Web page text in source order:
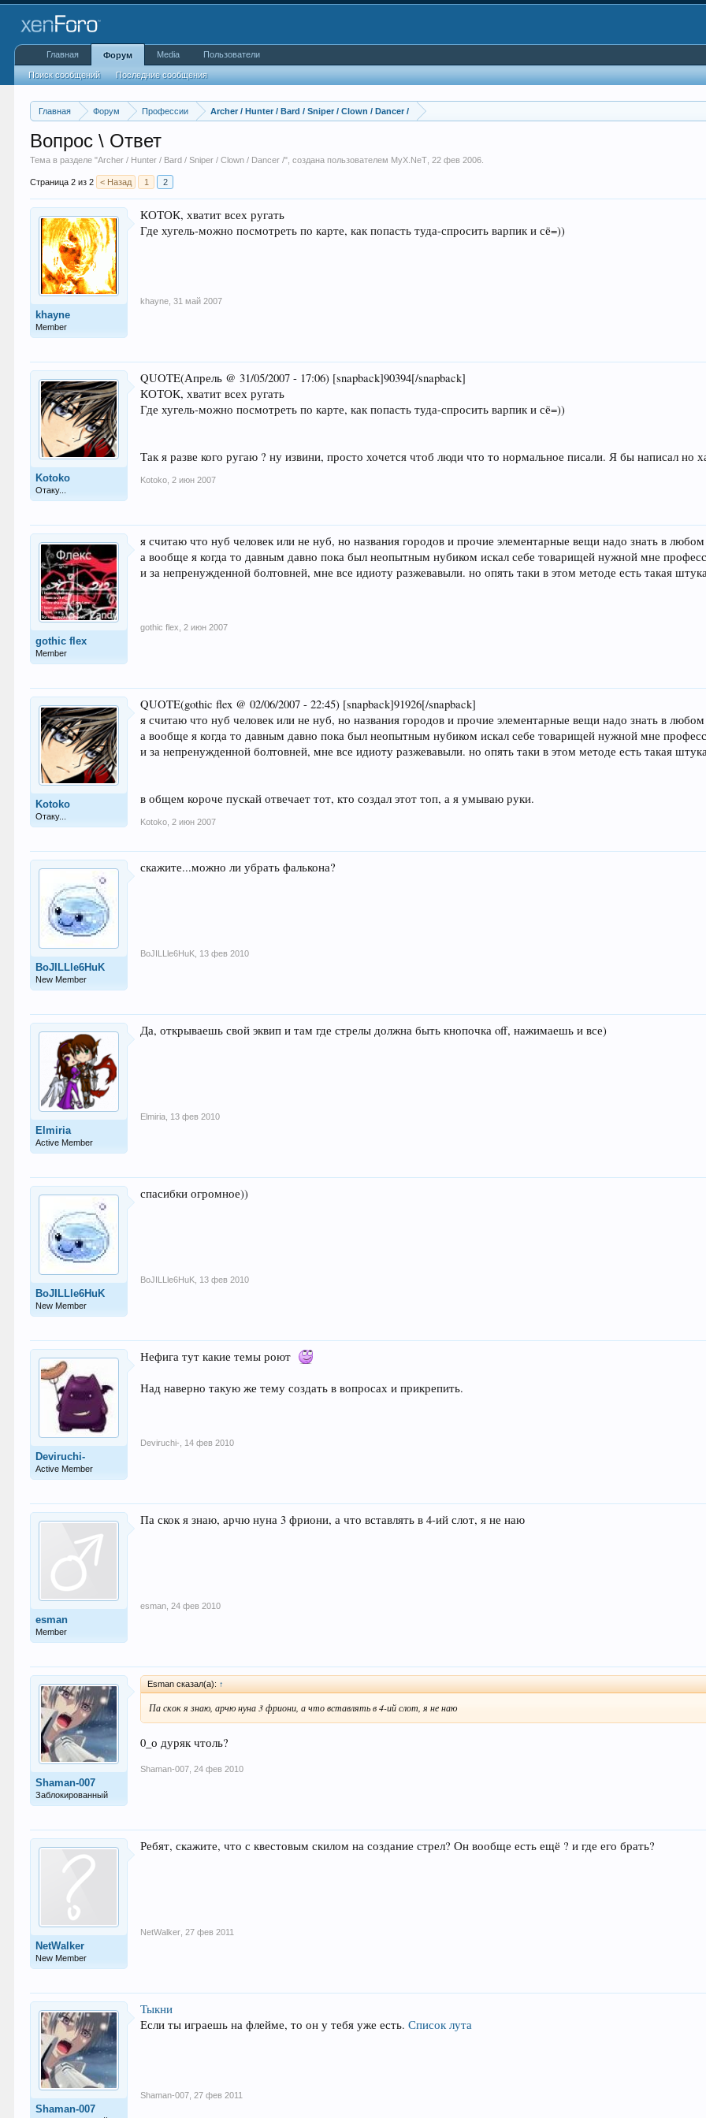
Главная Форум Профессии Archer / Hunter / Bard / Sniper / Clown / Dancer /
Вопрос \ Ответ
Тема в разделе "Archer / Hunter / Bard / Sniper / Clown / Dancer /", создана пользователем MyX.NeT ,22 фев 2006
Страница 2 из 2 < Назад 1 2
khayne
Member
КОТОК, хватит всех ругать
Где хугель-можно посмотреть по карте, как попасть туда-спросить варпик и сё=))
khayne 31 май 2007
Kotoko
Отаку...
QUOTE(Апрель @ 31/05/2007 - 17:06) [snapback]90394[/snapback]
КОТОК, хватит всех ругать
Где хугель-можно посмотреть по карте, как попасть туда-спросить варпик и сё=))
Так я разве кого ругаю ? ну извини, просто хочется чтоб люди что то нормальное писали. Я бы написал
Kotoko 2 июн 2007
gothic flex
Member
я считаю что нуб человек или не нуб, но названия городов и прочие элементарные вещи надо знать в любом
а вообще я когда то давным давно пока был неопытным нубиком искал себе товарищей нужной мне
и за непренужденной болтовней, мне все идиоту разжевавыли. но опять таки в этом методе есть такая
gothic flex 2 июн 2007
Kotoko
Отаку...
QUOTE(gothic flex @ 02/06/2007 - 22:45) [snapback]91926[/snapback]
я считаю что нуб человек или не нуб, но названия городов и прочие элементарные вещи надо знать в любом
а вообще я когда то давным давно пока был неопытным нубиком искал себе товарищей нужной мне
и за непренужденной болтовней, мне все идиоту разжевавыли. но опять таки в этом методе есть такая
в общем короче пускай отвечает тот, кто создал этот топ, а я умываю руки.
Kotoko 2 июн 2007
BoJILLle6HuK
New Member
скажите...можно ли убрать фалькона?
BoJILLle6HuK 13 фев 2010
Elmiria
Active Member
Да, открываешь свой эквип и там где стрелы должна быть кнопочка off, нажимаешь и все)
Elmiria 13 фев 2010
BoJILLle6HuK
New Member
спасибки огромное))
BoJILLle6HuK 13 фев 2010
Deviruchi-
Active Member
Нефига тут какие темы роют
Над наверно такую же тему создать в вопросах и прикрепить.
Deviruchi- 14 фев 2010
esman
Member
Па скок я знаю, арчю нуна 3 фриони, а что вставлять в 4-ий слот, я не наю
esman 24 фев 2010
Shaman-007
Заблокированный
Esman сказал(а): ↑
Па скок я знаю, арчю нуна 3 фриони, а что вставлять в 4-ий слот, я не наю
0_о дуряк чтоль?
Shaman-007 24 фев 2010
NetWalker
New Member
Ребят, скажите, что с квестовым скилом на создание стрел? Он вообще есть ещё ? и где его брать?
NetWalker 27 фев 2011
Shaman-007
Тыкни
Если ты играешь на флейме, то он у тебя уже есть.Список лута
Shaman-007 27 фев 2011
Главная Форум
Поиск сообщений Последние сообщения
Media Пользователи